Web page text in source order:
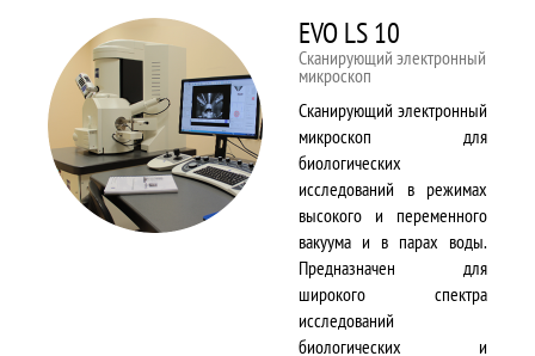
EVO LS 10
Сканирующий электронный
микроскоп
Сканирующий электронный
микроскоп для
биологических
исследований в режимах
высокого и переменного
вакуума и в парах воды.
Предназначен для
широкого спектра
исследований
биологических и